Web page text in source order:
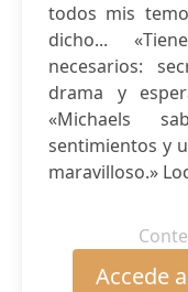
todos mis
dicho...
necesarios:
drama y
«Michaels
sentimientos y
maravilloso.»
Accede